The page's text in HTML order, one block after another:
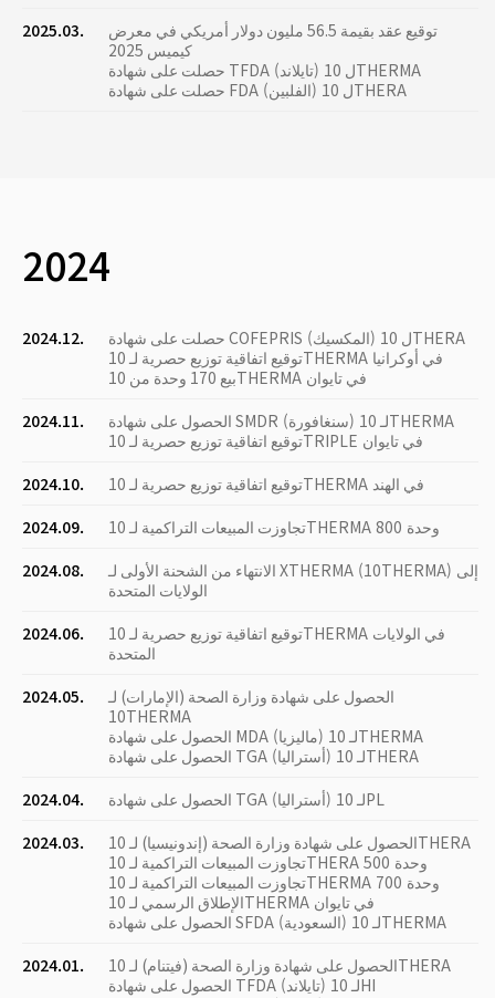
2025.03.
توقيع عقد بقيمة 56.5 مليون دولار أمريكي في معرض
كيميس 2025
حصلت على شهادة TFDA (تايلاند) ل 10THERMA
حصلت على شهادة FDA (الفلبين) ل 10THERA
2024
2024.12.
حصلت على شهادة COFEPRIS (المكسيك) ل 10THERA
توقيع اتفاقية توزيع حصرية لـ 10THERMA في أوكرانيا
بيع 170 وحدة من 10THERMA في تايوان
2024.11.
الحصول على شهادة SMDR (سنغافورة) لـ 10THERMA
توقيع اتفاقية توزيع حصرية لـ 10TRIPLE في تايوان
2024.10.
توقيع اتفاقية توزيع حصرية لـ 10THERMA في الهند
2024.09.
تجاوزت المبيعات التراكمية لـ 10THERMA 800 وحدة
2024.08.
الانتهاء من الشحنة الأولى لـ XTHERMA (10THERMA) إلى
الولايات المتحدة
2024.06.
توقيع اتفاقية توزيع حصرية لـ 10THERMA في الولايات
المتحدة
2024.05.
الحصول على شهادة وزارة الصحة (الإمارات) لـ
10THERMA
الحصول على شهادة MDA (ماليزيا) لـ 10THERMA
الحصول على شهادة TGA (أستراليا) لـ 10THERA
2024.04.
الحصول على شهادة TGA (أستراليا) لـ 10PL
2024.03.
الحصول على شهادة وزارة الصحة (إندونيسيا) لـ 10THERA
تجاوزت المبيعات التراكمية لـ 10THERA 500 وحدة
تجاوزت المبيعات التراكمية لـ 10THERMA 700 وحدة
الإطلاق الرسمي لـ 10THERMA في تايوان
الحصول على شهادة SFDA (السعودية) لـ 10THERMA
2024.01.
الحصول على شهادة وزارة الصحة (فيتنام) لـ 10THERA
الحصول على شهادة TFDA (تايلاند) لـ 10HI